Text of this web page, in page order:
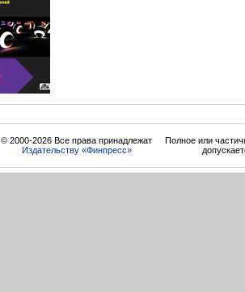
© 2000-2026 Все права принадлежат
Издательству «Финпресс»
Полное или